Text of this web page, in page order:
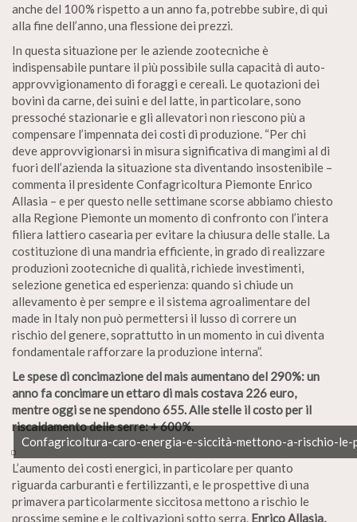
anche del 100% rispetto a un anno fa, potrebbe subire, di qui
alla fine dell’anno, una flessione dei prezzi.
In questa situazione per le aziende zootecniche è
indispensabile puntare il più possibile sulla capacità di auto-
approvvigionamento di foraggi e cereali. Le quotazioni dei
bovini da carne, dei suini e del latte, in particolare, sono
pressoché stazionarie e gli allevatori non riescono più a
compensare l’impennata dei costi di produzione. “Per chi
deve approvvigionarsi in misura significativa di mangimi al di
fuori dell’azienda la situazione sta diventando insostenibile –
commenta il presidente Confagricoltura Piemonte Enrico
Allasia – e per questo nelle settimane scorse abbiamo chiesto
alla Regione Piemonte un momento di confronto con l’intera
filiera lattiero casearia per evitare la chiusura delle stalle. La
costituzione di una mandria efficiente, in grado di realizzare
produzioni zootecniche di qualità, richiede investimenti,
selezione genetica ed esperienza: quando si chiude un
allevamento è per sempre e il sistema agroalimentare del
made in Italy non può permettersi il lusso di correre un
rischio del genere, soprattutto in un momento in cui diventa
fondamentale rafforzare la produzione interna”.
Le spese di concimazione del mais aumentano del 290%: un
anno fa concimare un ettaro di mais costava 226 euro,
mentre oggi se ne spendono 655. Alle stelle il costo per il
riscaldamento delle serre: + 600%.
Confagricoltura-caro-energia-e-siccità-mettono-a-rischio-le-
L’aumento dei costi energici, in particolare per quanto
riguarda carburanti e fertilizzanti, e le prospettive di una
primavera particolarmente siccitosa mettono a rischio le
prossime semine e le coltivazioni sotto serra. Enrico Allasia,